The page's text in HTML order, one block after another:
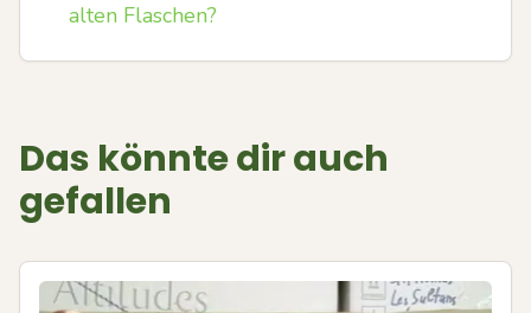
alten Flaschen?
Das könnte dir auch
gefallen